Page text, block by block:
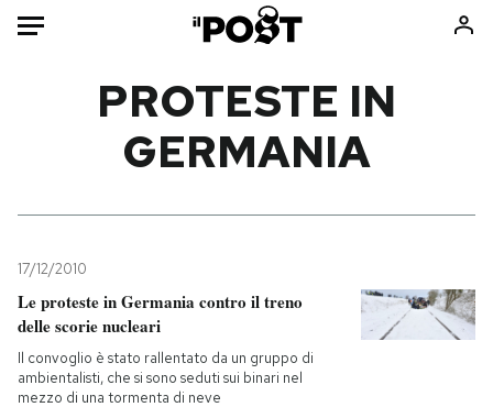
Mondo
Tecnologia
Internet
Cultura
Economia
Libri
Ok Boomer!
Europa
PROTESTE IN
GERMANIA
17/12/2010
Le proteste in Germania contro il treno
delle scorie nucleari
Il convoglio è stato rallentato da un gruppo di
ambientalisti, che si sono seduti sui binari nel
mezzo di una tormenta di neve